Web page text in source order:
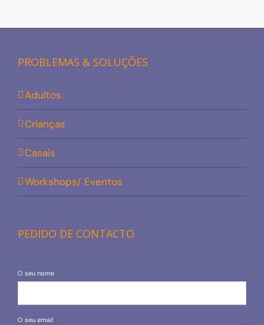
PROBLEMAS & SOLUÇÕES
Adultos
Crianças
Casais
Workshops/ Eventos
PEDIDO DE CONTACTO
O seu nome
O seu email